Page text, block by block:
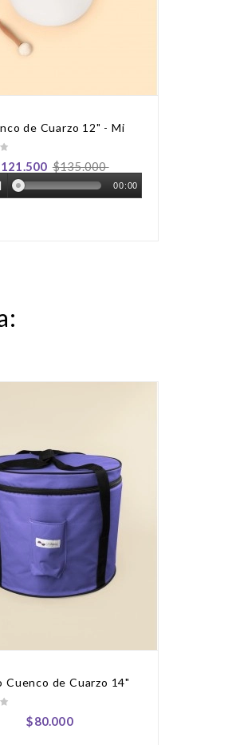
de Cuarzo 12" - Mi
Precio
regular
$135.000
00:00
Cuenco de Cuarzo 14"
Precio
$80.000